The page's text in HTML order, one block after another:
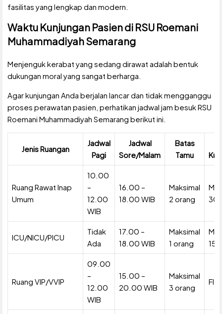
fasilitas yang lengkap dan modern.
Waktu Kunjungan Pasien di RSU Roemani
Muhammadiyah Semarang
Menjenguk kerabat yang sedang dirawat adalah bentuk
dukungan moral yang sangat berharga.
Agar kunjungan Anda berjalan lancar dan tidak mengganggu
proses perawatan pasien, perhatikan jadwal jam besuk RSU
Roemani Muhammadiyah Semarang berikut ini.
Jenis Ruangan
Jadwal
Pagi
Jadwal
Sore/Malam
Batas
Tamu
Ruang Rawat Inap
Umum
10.00
–
12.00
WIB
16.00 –
18.00 WIB
Maksimal
2 orang
30
ICU/NICU/PICU
Tidak
Ada
17.00 –
18.00 WIB
Maksimal
1 orang
15
Ruang VIP/VVIP
09.00
–
12.00
WIB
15.00 –
20.00 WIB
Maksimal
3 orang